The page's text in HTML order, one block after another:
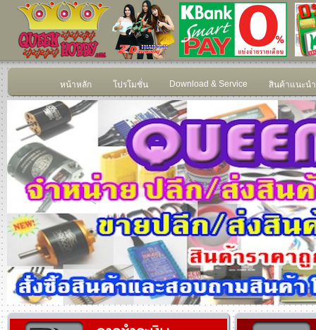
หน้าหลัก โปรโมชั่น Download & Service สินค้าแนะนำ